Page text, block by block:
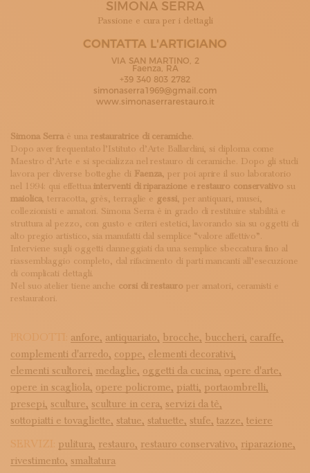
ISCRIVITI ALLA NEWSLETTER
LOGIN
SIMONA SERRA
Passione e cura per i dettagli
CONTATTA L'ARTIGIANO
VIA SAN MARTINO, 2
Faenza, RA
+39 340 803 2782
simonaserra1969@gmail.com
www.simonaserrarestauro.it
Simona Serraè una restauratrice di ceramiche.
Dopo aver frequentato l’Istituto d’Arte Ballardini, si diploma come
Maestro d’Arte e si specializza nel restauro di ceramiche. Dopo gli studi
lavora per diverse botteghe di Faenza, per poi aprire il suo laboratorio
nel 1994: qui effettuainterventi di riparazione e restauro conservativo su
maiolica, terracotta, grès, terraglie e gessi, per antiquari, musei,
collezionisti e amatori. Simona Serra è in grado di restituire stabilità e
struttura al pezzo, con gusto e criteri estetici, lavorando sia su oggetti di
alto pregio artistico, sia manufatti dal semplice “valore affettivo”.
Interviene sugli oggetti danneggiati da una semplice sbeccatura fino al
riassemblaggio completo, dal rifacimento di parti mancanti all’esecuzione
di complicati dettagli.
Nel suo atelier tiene anche corsi di restauro per amatori, ceramisti e
restauratori.
PRODOTTI: anfore, antiquariato, brocche, buccheri, caraffe,
complementi d'arredo, coppe, elementi decorativi,
elementi scultorei, medaglie, oggetti da cucina, opere d'arte,
opere in scagliola, opere policrome, piatti, portaombrelli,
presepi, sculture, sculture in cera, servizi da tè,
sottopiatti e tovagliette, statue, statuette, stufe, tazze, teiere
SERVIZI: pulitura, restauro, restauro conservativo, riparazione,
rivestimento, smaltatura